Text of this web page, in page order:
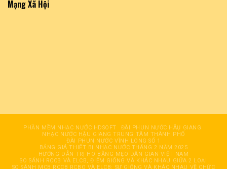
Mạng Xã Hội
PHẦN MỀM NHẠC NƯỚC HDSOFT
ĐÀI PHUN NƯỚC HÂỤ GIANG
NHẠC NƯỚC HẬU GIANG TRUNG TÂM THÀNH PHỐ
ĐÀI PHUN NƯỚC VĨNH LONG SỐ 1
BẢNG GIÁ THIẾT BỊ NHẠC NƯỚC THÁNG 2 NĂM 2025
HƯỚNG DẪN TRỊ HO BẰNG MẸO DÂN GIAN VIỆT NAM
SO SÁNH RCCB VÀ ELCB, ĐIỂM GIỐNG VÀ KHÁC NHAU GIỮA 2 LOẠI
SO SÁNH MCB RCCB RCBO VÀ ELCB: SỰ GIỐNG VÀ KHÁC NHAU VỀ CHỨC